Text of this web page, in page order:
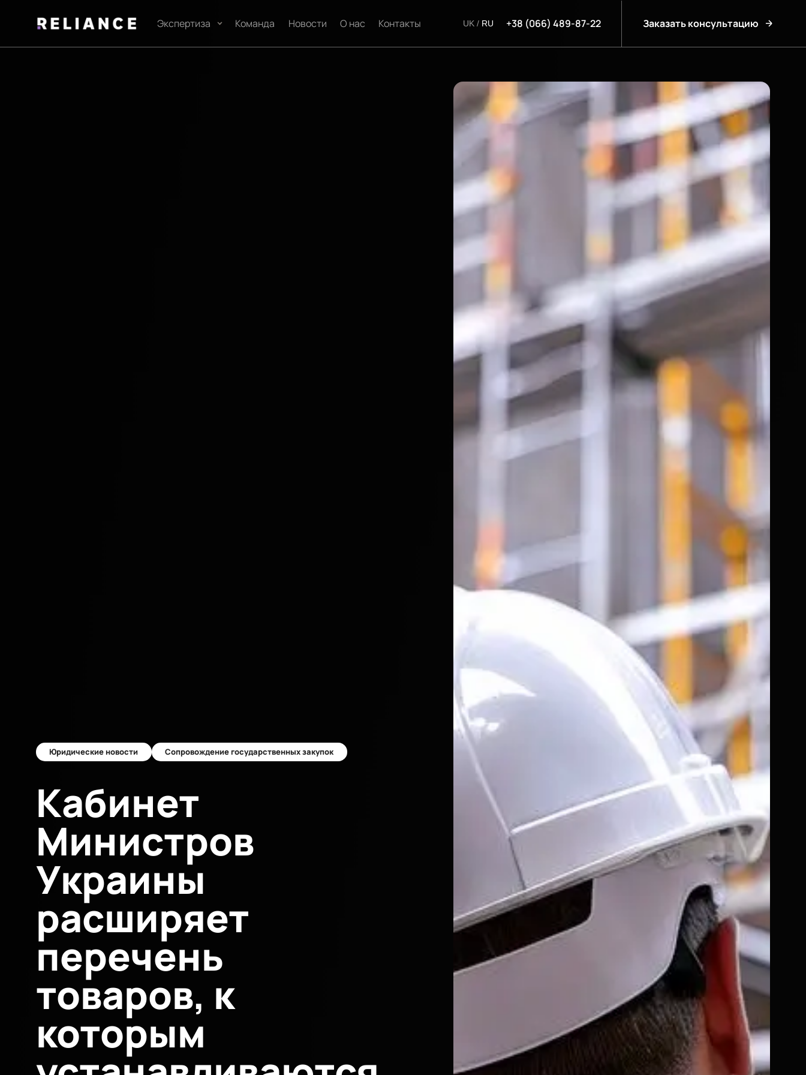
Экспертиза Команда Новости О нас Контакты UK / RU +38 (066) 489-87-22 Заказать консультацию
Юридические новости Сопровождение государственных закупок
Кабинет
Министров
Украины
расширяет
перечень
товаров, к
которым